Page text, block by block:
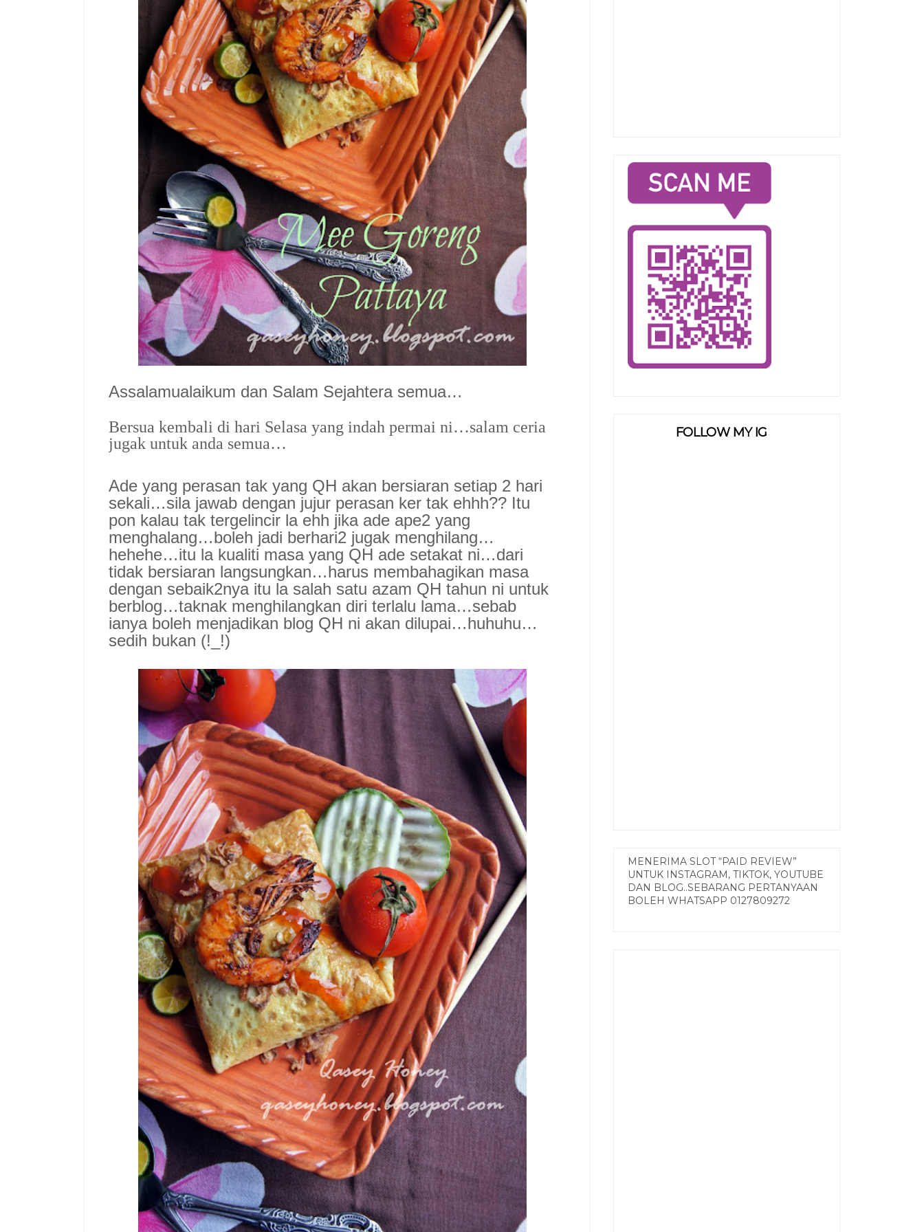
Assalamualaikum dan Salam Sejahtera semua…
Bersua kembali di hari Selasa yang indah permai ni…salam ceria
jugak untuk anda semua…
Ade yang perasan tak yang QH akan bersiaran setiap 2 hari
sekali…sila jawab dengan jujur perasan ker tak ehhh?? Itu
pon kalau tak tergelincir la ehh jika ade ape2 yang
menghalang…boleh jadi berhari2 jugak menghilang…
hehehe…itu la kualiti masa yang QH ade setakat ni…dari
tidak bersiaran langsungkan…harus membahagikan masa
dengan sebaik2nya itu la salah satu azam QH tahun ni untuk
berblog…taknak menghilangkan diri terlalu lama…sebab
ianya boleh menjadikan blog QH ni akan dilupai…huhuhu…
sedih bukan (!_!)
FOLLOW MY IG
MENERIMA SLOT “PAID REVIEW”
UNTUK INSTAGRAM, TIKTOK, YOUTUBE
DAN BLOG..SEBARANG PERTANYAAN
BOLEH WHATSAPP 0127809272